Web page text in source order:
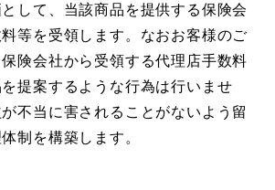
して、当該商品を提供する保険会
等を受領します。なおお客様のご
険会社から受領する代理店手数料
提案するような行為は行いませ
不当に害されることがないよう留
制を構築します。